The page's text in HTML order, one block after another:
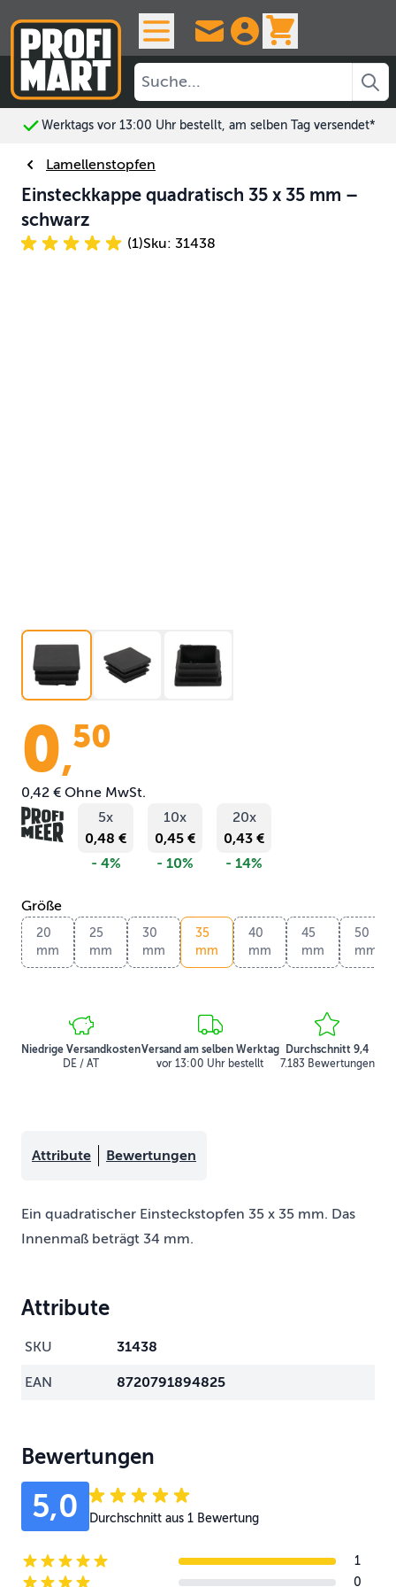
Werktags vor 13:00 Uhr bestellt, am selben Tag versendet*
Lamellenstopfen
Einsteckkappe quadratisch 35 x 35 mm –
schwarz
(1)Sku: 31438
0,50
0,42 € Ohne MwSt.
5x
0,48 €
- 4%
10x
0,45 €
- 10%
20x
0,43 €
- 14%
Größe
20
mm
25
mm
30
mm
35
mm
40
mm
45
mm
50
mm
Niedrige Versandkosten
DE / AT
Versand am selben Werktag
vor 13:00 Uhr bestellt
Durchschnitt 9,4
7.183 Bewertungen
Attribute Bewertungen
Ein quadratischer Einsteckstopfen 35 x 35 mm. Das
Innenmaß beträgt 34 mm.
Attribute
SKU 31438
EAN 8720791894825
Bewertungen
5,0 Durchschnitt aus 1 Bewertung
5-star reviews
1
0